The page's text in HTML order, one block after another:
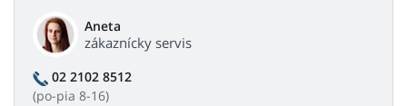
Aneta
zákaznícky servis
02 2102 8512
(po-pia 8-16)